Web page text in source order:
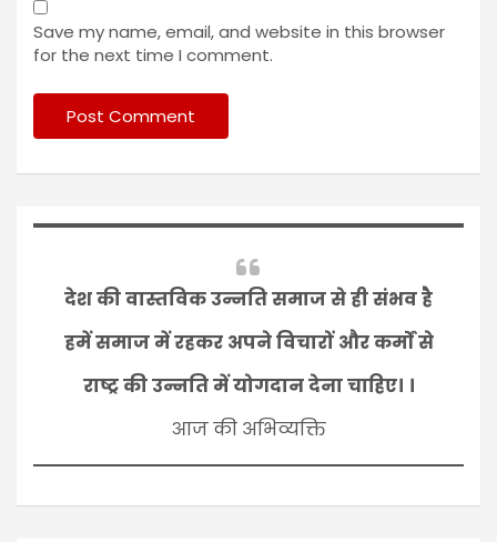
Save my name, email, and website in this browser
for the next time I comment.
देश की वास्तविक उन्नति समाज से ही संभव है
हमें समाज में रहकर अपने विचारों और कर्मों से
राष्ट्र की उन्नति में योगदान देना चाहिए। ।
आज की अभिव्यक्ति